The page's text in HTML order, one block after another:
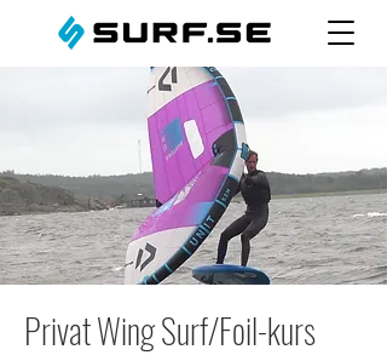
Privat Wing Surf/Foil-kurs